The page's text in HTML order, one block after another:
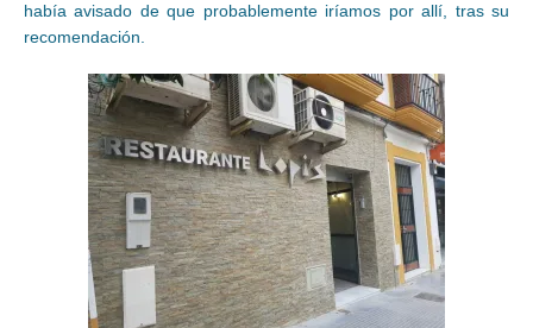
había avisado de que probablemente iríamos por allí, tras su
recomendación.